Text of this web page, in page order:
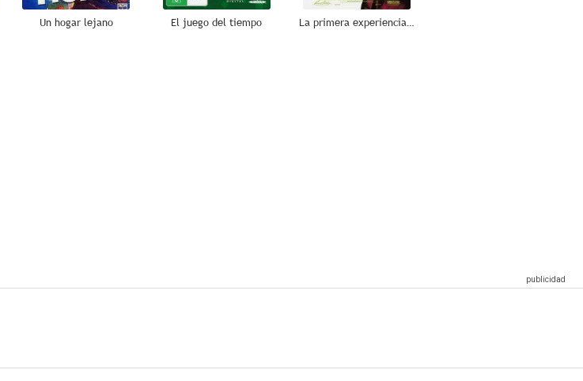
Un hogar lejano El juego del tiempo La primera experiencia (Flirting)